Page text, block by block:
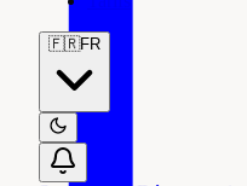
🇫🇷FR